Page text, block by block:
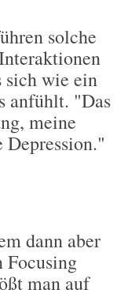
solche
sich wie ein
anfühlt. "Das
meine
dann aber
man auf